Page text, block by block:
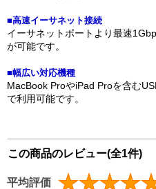
■高速イーサネット接続
イーサネットポートより最速
が可能です。
■幅広い対応機種
MacBook ProやiPad Proを含む
で利用可能です。
この商品のレビュー(全1件)
平均評価